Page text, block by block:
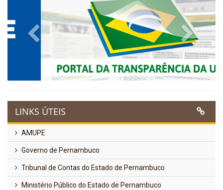
Previous Next
LINKS ÚTEIS
AMUPE
Governo de Pernambuco
Tribunal de Contas do Estado de Pernambuco
Ministério Público do Estado de Pernambuco